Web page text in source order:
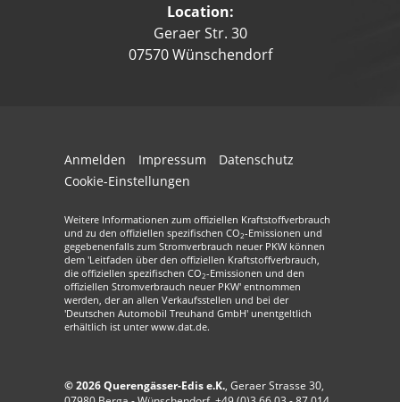
Location:
Geraer Str. 30
07570 Wünschendorf
Anmelden Impressum
Datenschutz
Cookie-Einstellungen
Weitere Informationen zum offiziellen Kraftstoffverbrauch
und zu den offiziellen spezifischen CO2-Emissionen und
gegebenenfalls zum Stromverbrauch neuer PKW können
dem 'Leitfaden über den offiziellen Kraftstoffverbrauch,
die offiziellen spezifischen CO2-Emissionen und den
offiziellen Stromverbrauch neuer PKW' entnommen
werden, der an allen Verkaufsstellen und bei der
'Deutschen Automobil Treuhand GmbH' unentgeltlich
erhältlich ist unter www.dat.de.
© 2026Querengässer-Edis e.K., Geraer Strasse 30,